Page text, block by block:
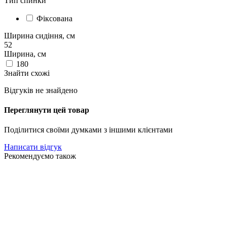
Фіксована
Ширина сидіння, см
52
Ширина, см
180
Знайти схожі
Відгуків не знайдено
Переглянути цей товар
Поділитися своїми думками з іншими клієнтами
Написати відгук
Рекомендуємо також